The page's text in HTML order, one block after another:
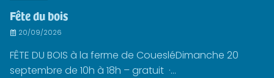
Fête du bois
20/09/2026
FÊTE DU BOIS à la ferme de CouesléDimanche 20
septembre de 10h à 18h – gratuit ·...